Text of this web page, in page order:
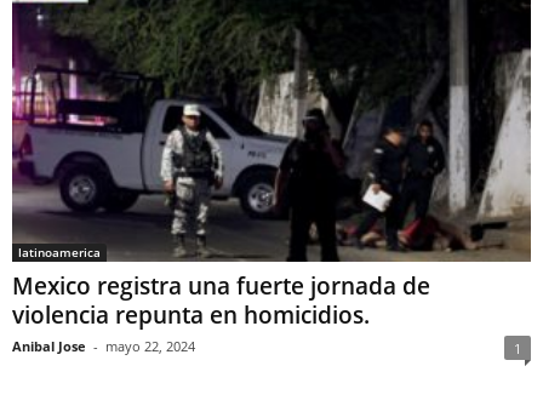
latinoamerica
Mexico registra una fuerte jornada de
violencia repunta en homicidios.
Anibal Jose - mayo 22, 2024 1